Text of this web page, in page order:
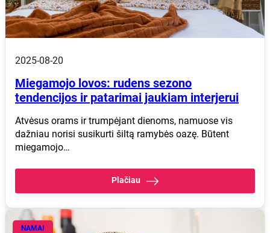
2025-08-20
Miegamojo lovos: rudens sezono
tendencijos ir patarimai jaukiam interjerui
Atvėsus orams ir trumpėjant dienoms, namuose vis
dažniau norisi susikurti šiltą ramybės oazę. Būtent
miegamojo…
Plačiau
NAMAI